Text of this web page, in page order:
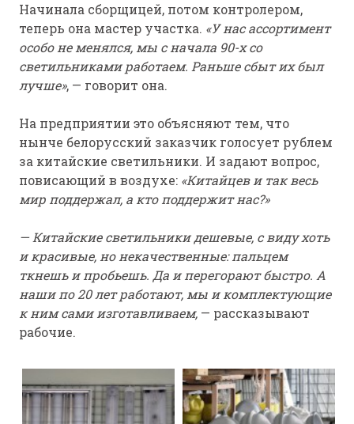
Начинала сборщицей, потом контролером,
теперь она мастер участка. «У нас ассортимент
особо не менялся, мы с начала 90-х со
светильниками работаем. Раньше сбыт их был
лучше», — говорит она.
На предприятии это объясняют тем, что
нынче белорусский заказчик голосует рублем
за китайские светильники. И задают вопрос,
повисающий в воздухе: «Китайцев и так весь
мир поддержал, а кто поддержит нас?»
— Китайские светильники дешевые, с виду хоть
и красивые, но некачественные: пальцем
ткнешь и пробьешь. Да и перегорают быстро. А
наши по 20 лет работают, мы и комплектующие
к ним сами изготавливаем, — рассказывают
рабочие.